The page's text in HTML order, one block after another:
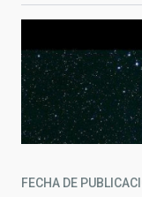
Imagen del
FECHA DE